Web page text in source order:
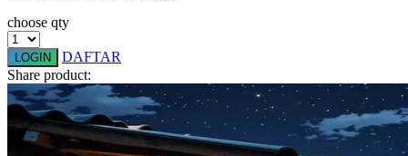
Stick-O
Stokke
Sudocrem
choose qty
LOGIN
DAFTAR
Share product: